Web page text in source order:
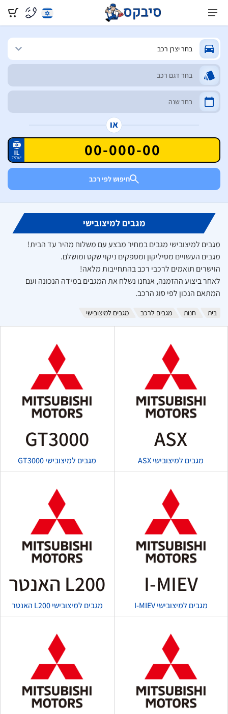
או
חיפוש לפי רכב
מגבים למיצובישי
מגבים למיצובישי מגבים במחיר מבצע עם משלוח מהיר עד הבית!
מגבים העשויים מסיליקון ומספקים ניקוי שקט ומושלם.
הוישרים תואמים לרכבי רכב בהתחייבות מלאה!
לאחר ביצוע ההזמנה, אנחנו נשלח את המגבים במידה הנכונה ועם
המתאם הנכון לפי סוג הרכב.
בית חנות מגבים לרכב מגבים למיצובישי
ASX
מגבים למיצובישי ASX
GT3000
מגבים למיצובישי GT3000
I-MIEV
מגבים למיצובישי I-MIEV
L200 האנטר
מגבים למיצובישי L200 האנטר